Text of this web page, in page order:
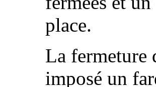
place.
La fermeture
imposé un